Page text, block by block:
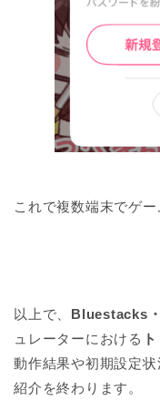
これで複数端末でゲ
以上で、 Bluestacks
ュレーターにおける
動作結果や初期設定
紹介を終わります。